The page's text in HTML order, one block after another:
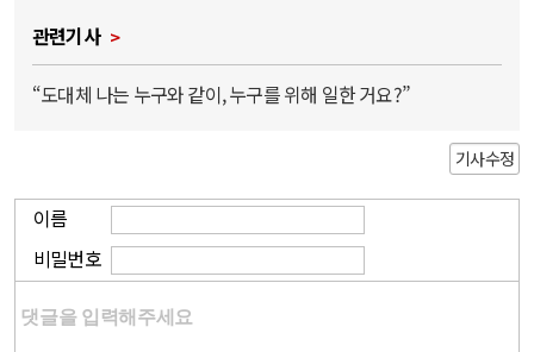
관련기사
“도대체 나는 누구와 같이, 누구를 위해 일한 거요?”
기사수정
이름
비밀번호